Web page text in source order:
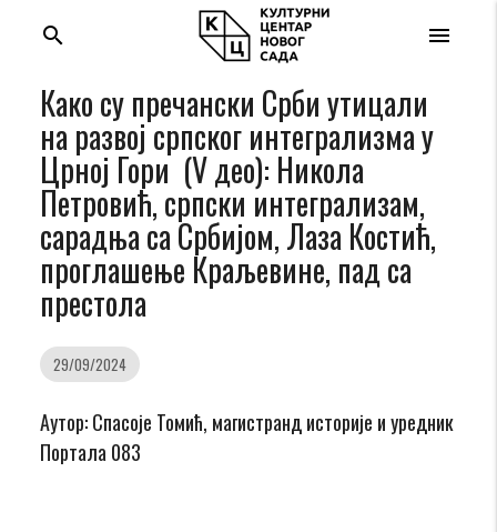
menu
search
Како су пречански Срби утицали
на развој српског интегрализма у
Црној Гори (V део): Никола
Петровић, српски интегрализам,
сарадња са Србијом, Лаза Костић,
проглашење Краљевине, пад са
престола
29/09/2024
Аутор: Спасоје Томић, магистранд историје и уредник
Портала 083